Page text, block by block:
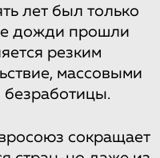
лет был только
дожди прошли
резким
массовыми
безработицы.
сокращает